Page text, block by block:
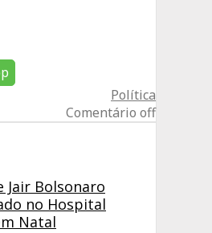
Política
Comentário off
Jair Bolsonaro
no Hospital
Natal